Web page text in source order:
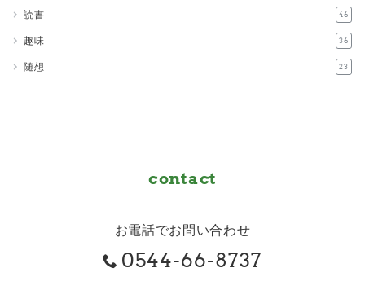
読書 46
趣味 36
随想 23
contact
お電話でお問い合わせ
0544-66-8737